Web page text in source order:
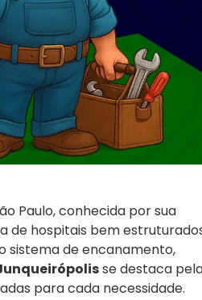
Paulo, conhecida por sua
de hospitais bem
sistema de encanamento,
se destaca
para cada necessidade.